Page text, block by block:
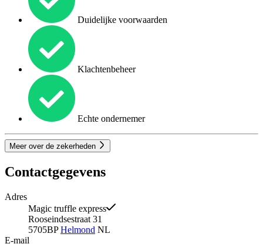
Duidelijke voorwaarden
Klachtenbeheer
Echte ondernemer
Meer over de zekerheden
Contactgegevens
Adres
Magic truffle express
Rooseindsestraat 31
5705BPHelmond NL
E-mail